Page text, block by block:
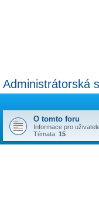
Administrátorská
O tomto foru
Informace pro
Témata: 15